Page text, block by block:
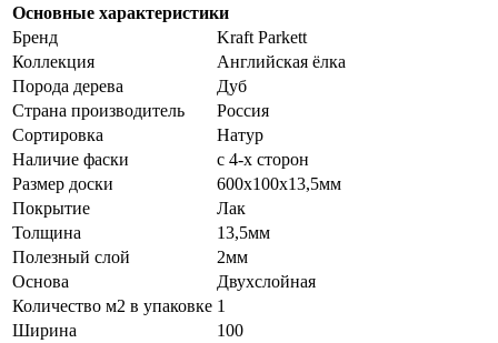
Основные характеристики
Бренд
Kraft Parkett
Коллекция
Английская ёлка
Порода дерева
Дуб
Страна производитель
Россия
Сортировка
Натур
Наличие фаски
с 4-х сторон
Размер доски
600х100х13,5мм
Покрытие
Лак
Толщина
13,5мм
Полезный слой
2мм
Основа
Двухслойная
Количество м2 в упаковке 1
Ширина
100